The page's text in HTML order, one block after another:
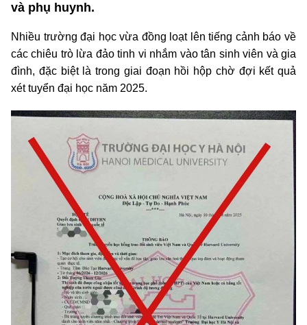
và phụ huynh.
Nhiều trường đại học vừa đồng loạt lên tiếng cảnh báo về
các chiêu trò lừa đảo tinh vi nhắm vào tân sinh viên và gia
đình, đặc biệt là trong giai đoạn hồi hộp chờ đợi kết quả
xét tuyển đại học năm 2025.